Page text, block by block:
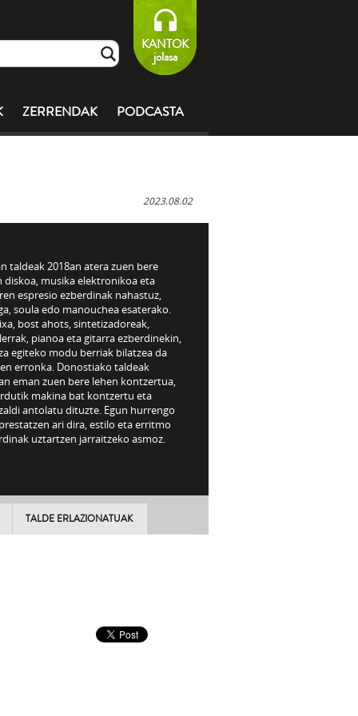
KANTOK
jolasa
ZERRENDAK PODCASTA
2023.08.02
taldeak 2018an atera zuen bere
diskoa, musika elektronikoa eta
espresio ezberdinak nahastuz,
soula edo manouchea esaterako.
bost ahots, sintetizadoreak,
pianoa eta gitarra ezberdinekin,
egiteko modu berriak bilatzea da
erronka. Donostiako taldeak
eman zuen bere lehen kontzertua,
makina bat kontzertu eta
antolatu dituzte. Egun hurrengo
ari dira, estilo eta erritmo
uztartzen jarraitzeko asmoz.
TALDE ERLAZIONATUAK